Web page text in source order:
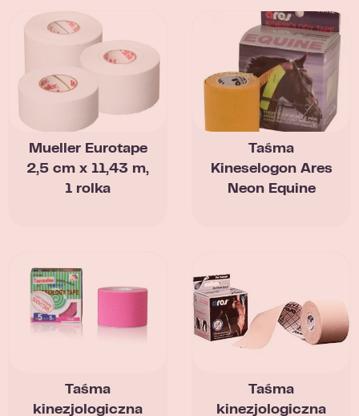
Mueller Eurotape
2,5 cm x 11,43 m,
1 rolka
Taśma
Kineselogon Ares
Neon Equine
Taśma
kinezjologiczna
Taśma
kinezjologiczna